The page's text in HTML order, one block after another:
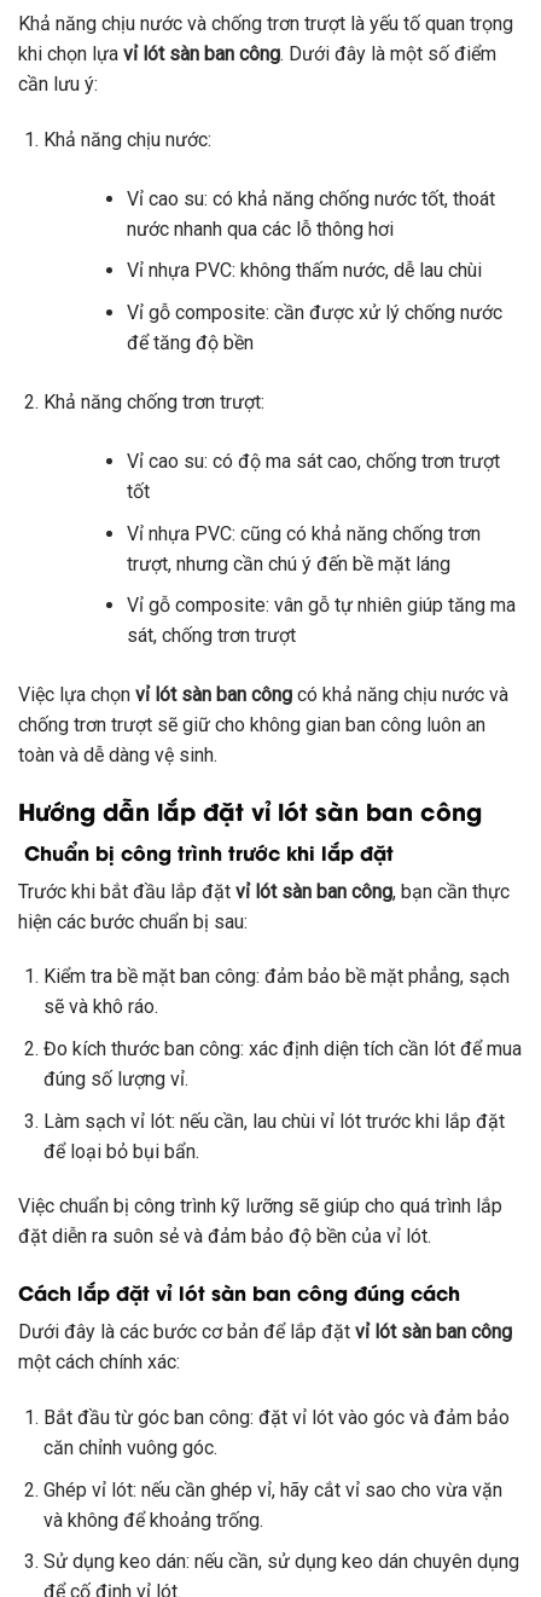
Khả năng chịu nước và chống trơn trượt là yếu tố quan trọng
khi chọn lựa vỉ lót sàn ban công. Dưới đây là một số điểm
cần lưu ý:
Khả năng chịu nước:
Vỉ cao su: có khả năng chống nước tốt, thoát
nước nhanh qua các lỗ thông hơi
Vỉ nhựa PVC: không thấm nước, dễ lau chùi
Vỉ gỗ composite: cần được xử lý chống nước
để tăng độ bền
Khả năng chống trơn trượt:
Vỉ cao su: có độ ma sát cao, chống trơn trượt
tốt
Vỉ nhựa PVC: cũng có khả năng chống trơn
trượt, nhưng cần chú ý đến bề mặt láng
Vỉ gỗ composite: vân gỗ tự nhiên giúp tăng ma
sát, chống trơn trượt
Việc lựa chọn vỉ lót sàn ban công có khả năng chịu nước và
chống trơn trượt sẽ giữ cho không gian ban công luôn an
toàn và dễ dàng vệ sinh.
Hướng dẫn lắp đặt vỉ lót sàn ban công
Chuẩn bị công trình trước khi lắp đặt
Trước khi bắt đầu lắp đặt vỉ lót sàn ban công, bạn cần thực
hiện các bước chuẩn bị sau:
Kiểm tra bề mặt ban công: đảm bảo bề mặt phẳng, sạch
sẽ và khô ráo.
Đo kích thước ban công: xác định diện tích cần lót để mua
đúng số lượng vỉ.
Làm sạch vỉ lót: nếu cần, lau chùi vỉ lót trước khi lắp đặt
để loại bỏ bụi bẩn.
Việc chuẩn bị công trình kỹ lưỡng sẽ giúp cho quá trình lắp
đặt diễn ra suôn sẻ và đảm bảo độ bền của vỉ lót.
Cách lắp đặt vỉ lót sàn ban công đúng cách
Dưới đây là các bước cơ bản để lắp đặt vỉ lót sàn ban công
một cách chính xác:
Bắt đầu từ góc ban công: đặt vỉ lót vào góc và đảm bảo
căn chỉnh vuông góc.
Ghép vỉ lót: nếu cần ghép vỉ, hãy cắt vỉ sao cho vừa vặn
và không để khoảng trống.
Sử dụng keo dán: nếu cần, sử dụng keo dán chuyên dụng
để cố định vỉ lót.